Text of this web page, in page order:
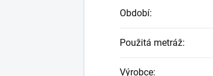
Období:
Použitá metráž:
Výrobce: